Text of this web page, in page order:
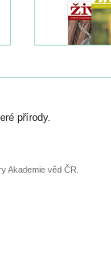
přírody.
Akademie věd ČR.